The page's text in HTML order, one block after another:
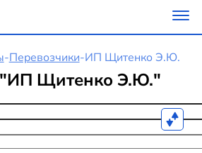
-Перевозчики-ИП Щитенко Э.Ю.
"ИП Щитенко Э.Ю."